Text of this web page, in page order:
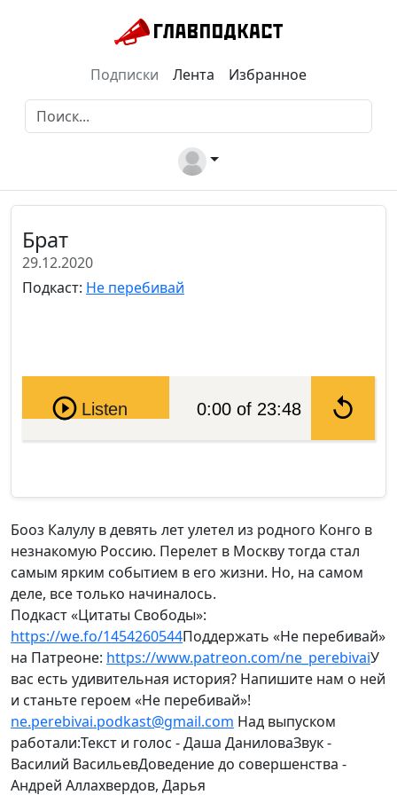
Подписки Лента Избранное
Брат
29.12.2020
Подкаст: Не перебивай
Pause
Listen 0:00 of 23:48
Бооз Калулу в девять лет улетел из родного Конго в
незнакомую Россию. Перелет в Москву тогда стал
самым ярким событием в его жизни. Но, на самом
деле, все только начиналось.
Подкаст «Цитаты Свободы»:
https://we.fo/1454260544Поддержать «Не перебивай»
на Патреоне: https://www.patreon.com/ne_perebivaiУ
вас есть удивительная история? Напишите нам о ней
и станьте героем «Не перебивай»!
ne.perebivai.podkast@gmail.com Над выпуском
работали:Текст и голос - Даша ДаниловаЗвук -
Василий ВасильевДоведение до совершенства -
Андрей Аллахвердов, Дарья